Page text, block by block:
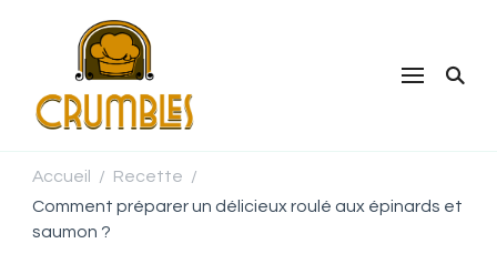
Que des recettes pour s'inspirer
Accueil / Recette /
Comment préparer un délicieux roulé aux épinards et
saumon ?